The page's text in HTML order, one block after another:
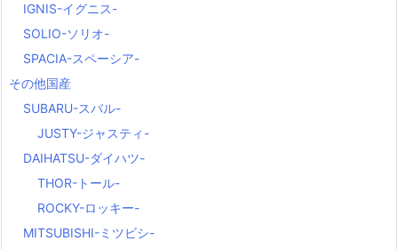
IGNIS-イグニス-
SOLIO-ソリオ-
SPACIA-スペーシア-
その他国産
SUBARU-スバル-
JUSTY-ジャスティ-
DAIHATSU-ダイハツ-
THOR-トール-
ROCKY-ロッキー-
MITSUBISHI-ミツビシ-